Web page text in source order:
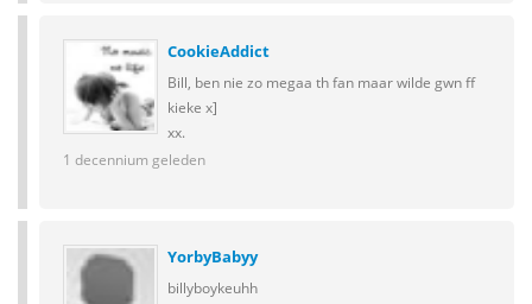
CookieAddict
Bill, ben nie zo megaa th fan maar wilde gwn ff
kieke x]
xx.
1 decennium geleden
YorbyBabyy
billyboykeuhh